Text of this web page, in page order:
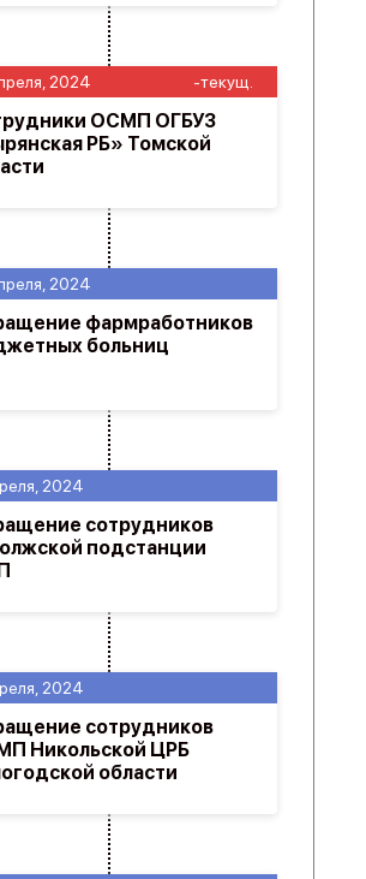
2024
сотрудников
Никольской ЦРБ
области
2024
сотрудников
подстанции
2024
фармработников
больниц
2024 -текущ.
ОСМП ОГБУЗ
РБ» Томской